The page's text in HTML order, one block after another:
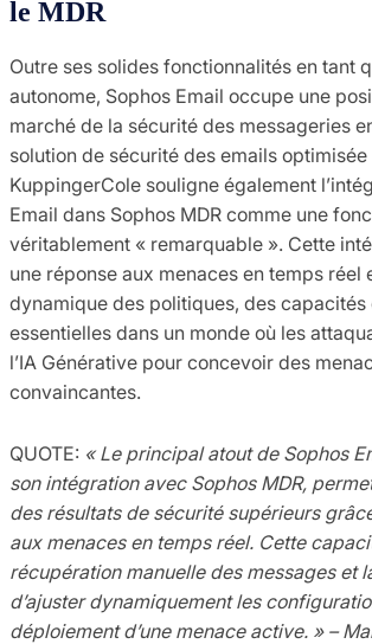
le MDR
Outre ses solides fonctionnalités en tant
autonome, Sophos Email occupe une
marché de la sécurité des messageries
solution de sécurité des emails optimisée
KuppingerCole souligne également
Email dans Sophos MDR comme une
véritablement « remarquable ». Cette
une réponse aux menaces en temps réel
dynamique des politiques, des capacités
essentielles dans un monde où les
l’IA Générative pour concevoir des
convaincantes.
QUOTE: « Le principal atout de Sophos
son intégration avec Sophos MDR,
des résultats de sécurité supérieurs
aux menaces en temps réel. Cette
récupération manuelle des messages et
d’ajuster dynamiquement les
déploiement d’une menace active. » –